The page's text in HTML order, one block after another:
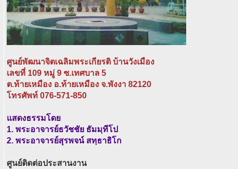
ศูนย์พัฒนาจิตเฉลิมพระเกียรติ บ้านวังเมือง
เลขที่ 109 หมู่ 9 ซ.เทศบาล 5
ต.ท้ายเหมือง อ.ท้ายเหมือง จ.พังงา 82120
โทรศัพท์ 076-571-850
แสดงธรรมโดย
1. พระอาจารย์ธวัชชัย ธัมมฺทีโป
2. พระอาจารย์สุรพจน์ สทฺธาธิโก
ศูนย์ติดต่อประสานงาน